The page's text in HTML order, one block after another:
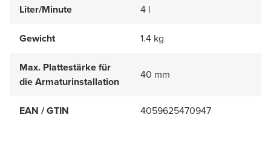
Liter/Minute 4 l
Gewicht 1.4 kg
Max. Plattestärke für
die Armaturinstallation
40 mm
EAN / GTIN 4059625470947